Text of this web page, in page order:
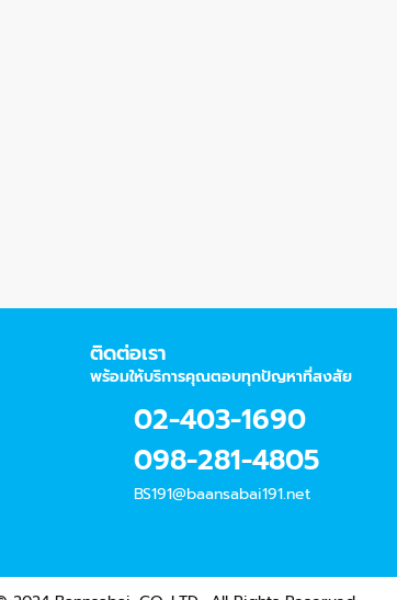
ติดต่อเรา
พร้อมให้บริการคุณตอบทุกปัญหาที่สงสัย
02-403-1690
098-281-4805
BS191@baansabai191.net